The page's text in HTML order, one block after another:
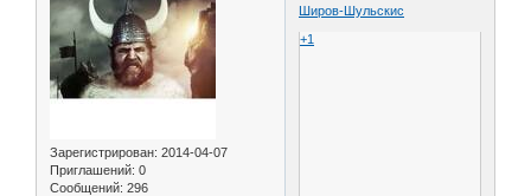
Зарегистрирован: 2014-04-07
Приглашений: 0
Сообщений: 296
Широв-Шульскис
+1